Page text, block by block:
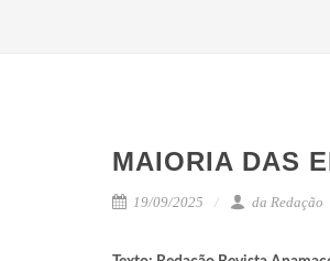
MAIORIA DAS
19/09/2025 da Redação